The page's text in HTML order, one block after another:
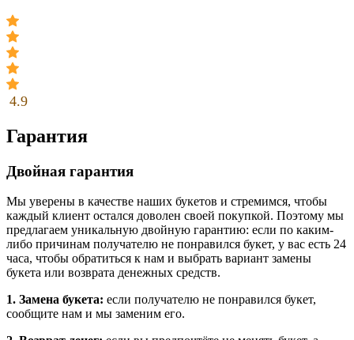
4.9
Гарантия
Двойная гарантия
Мы уверены в качестве наших букетов и стремимся, чтобы
каждый клиент остался доволен своей покупкой. Поэтому мы
предлагаем уникальную двойную гарантию: если по каким-
либо причинам получателю не понравился букет, у вас есть 24
часа, чтобы обратиться к нам и выбрать вариант замены
букета или возврата денежных средств.
1. Замена букета: если получателю не понравился букет,
сообщите нам и мы заменим его.